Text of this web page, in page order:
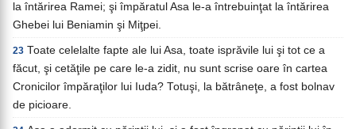
la întărirea Ramei; şi împăratul Asa le-a întrebuinţat la întărirea
Ghebei lui Beniamin şi Miţpei.
23 Toate celelalte fapte ale lui Asa, toate isprăvile lui şi tot ce a
făcut, şi cetăţile pe care le-a zidit, nu sunt scrise oare în cartea
Cronicilor împăraţilor lui Iuda? Totuşi, la bătrâneţe, a fost bolnav
de picioare.